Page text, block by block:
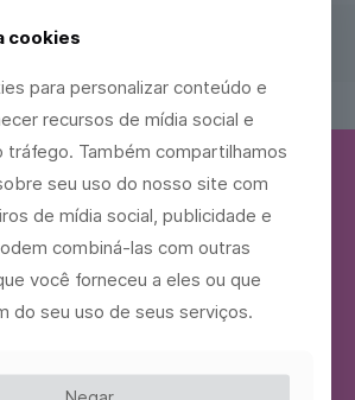
Nos acompanhe
em nossas
redes
Encontre a
unidade +
próxima
cookies
para personalizar conteúdo e
recursos de mídia social e
tráfego. Também compartilhamos
seu uso do nosso site com
de mídia social, publicidade e
combiná-las com outras
você forneceu a eles ou que
do seu uso de seus serviços.